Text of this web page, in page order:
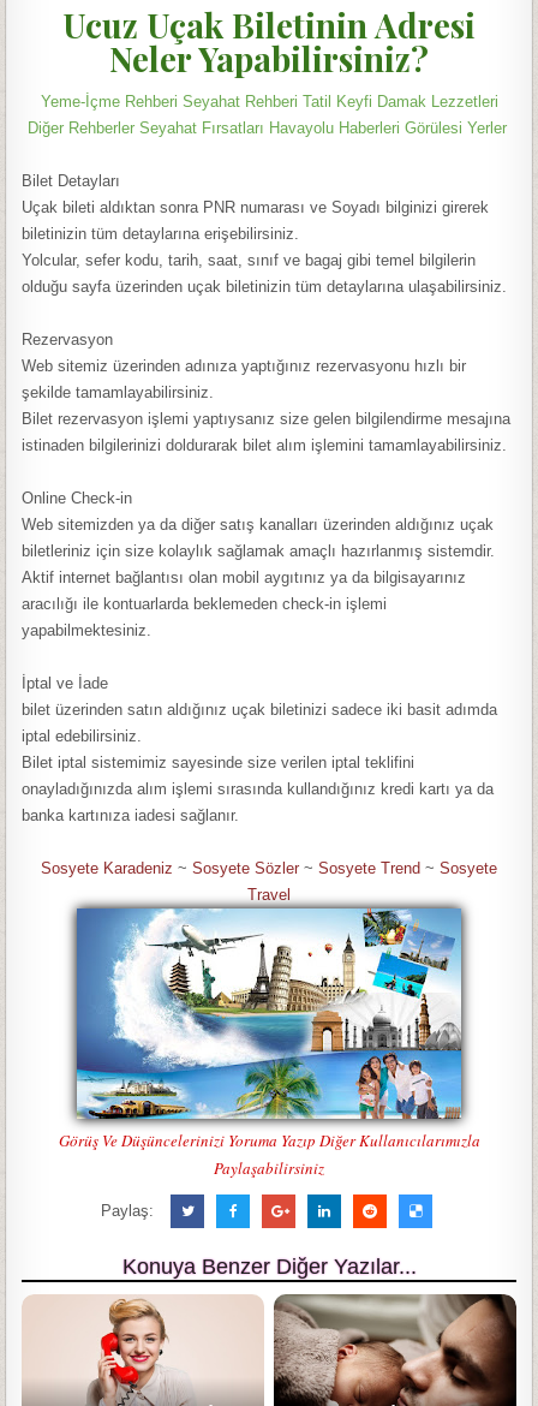
Ucuz Uçak Biletinin Adresi
Neler Yapabilirsiniz?
Yeme-İçme Rehberi Seyahat Rehberi Tatil Keyfi Damak Lezzetleri
Diğer Rehberler Seyahat Fırsatları Havayolu Haberleri Görülesi Yerler
Bilet Detayları
Uçak bileti aldıktan sonra PNR numarası ve Soyadı bilginizi girerek
biletinizin tüm detaylarına erişebilirsiniz.
Yolcular, sefer kodu, tarih, saat, sınıf ve bagaj gibi temel bilgilerin
olduğu sayfa üzerinden uçak biletinizin tüm detaylarına ulaşabilirsiniz.
Rezervasyon
Web sitemiz üzerinden adınıza yaptığınız rezervasyonu hızlı bir
şekilde tamamlayabilirsiniz.
Bilet rezervasyon işlemi yaptıysanız size gelen bilgilendirme mesajına
istinaden bilgilerinizi doldurarak bilet alım işlemini tamamlayabilirsiniz.
Online Check-in
Web sitemizden ya da diğer satış kanalları üzerinden aldığınız uçak
biletleriniz için size kolaylık sağlamak amaçlı hazırlanmış sistemdir.
Aktif internet bağlantısı olan mobil aygıtınız ya da bilgisayarınız
aracılığı ile kontuarlarda beklemeden check-in işlemi
yapabilmektesiniz.
İptal ve İade
bilet üzerinden satın aldığınız uçak biletinizi sadece iki basit adımda
iptal edebilirsiniz.
Bilet iptal sistemimiz sayesinde size verilen iptal teklifini
onayladığınızda alım işlemi sırasında kullandığınız kredi kartı ya da
banka kartınıza iadesi sağlanır.
Sosyete Karadeniz ~ Sosyete Sözler ~ Sosyete Trend ~ Sosyete
Travel
Görüş Ve Düşüncelerinizi Yoruma Yazıp Diğer Kullanıcılarımızla
Paylaşabilirsiniz
Paylaş:
Konuya Benzer Diğer Yazılar...